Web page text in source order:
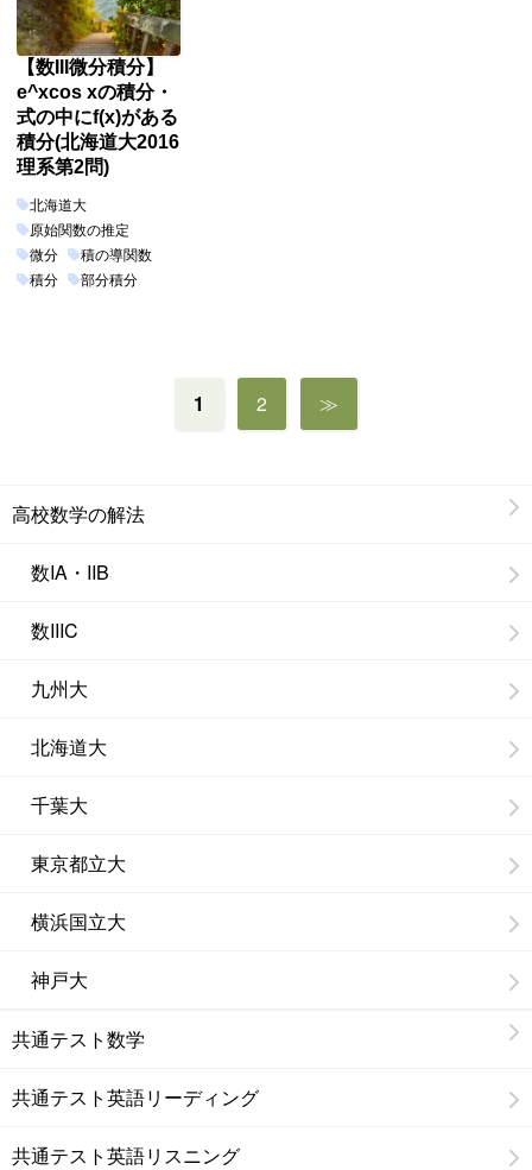
【数III微分積分】
e^xcos xの積分・
式の中にf(x)がある
積分(北海道大2016
理系第2問)
北海道大
原始関数の推定
微分
積の導関数
積分
部分積分
投
稿
1 2 ≫
高校数学の解法
数IA・IIB
数IIIC
九州大
北海道大
千葉大
東京都立大
横浜国立大
神戸大
共通テスト数学
共通テスト英語リーディング
共通テスト英語リスニング